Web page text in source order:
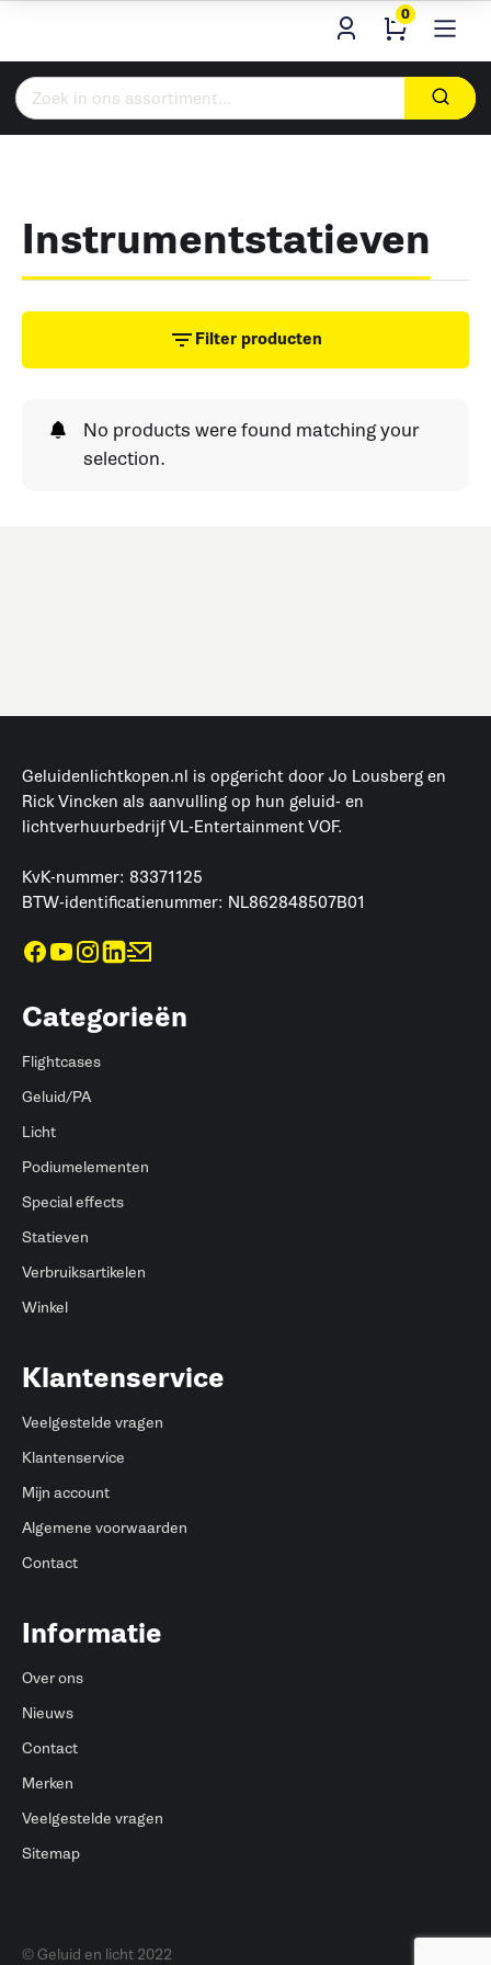
0
Zoeken
naar:
Instrumentstatieven
Filter producten
No products were found matching your
selection.
Geluidenlichtkopen.nl is opgericht door Jo Lousberg en
Rick Vincken als aanvulling op hun geluid- en
lichtverhuurbedrijf VL-Entertainment VOF.
KvK-nummer: 83371125
BTW-identificatienummer: NL862848507B01
Categorieën
Flightcases
Geluid/PA
Licht
Podiumelementen
Special effects
Statieven
Verbruiksartikelen
Winkel
Klantenservice
Veelgestelde vragen
Klantenservice
Mijn account
Algemene voorwaarden
Contact
Informatie
Over ons
Nieuws
Contact
Merken
Veelgestelde vragen
Sitemap
© Geluid en licht 2022